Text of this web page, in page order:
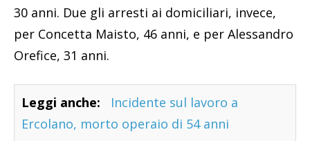
30 anni. Due gli arresti ai domiciliari, invece,
per Concetta Maisto, 46 anni, e per Alessandro
Orefice, 31 anni.
Leggi anche:
Incidente sul lavoro a
Ercolano, morto operaio di 54 anni